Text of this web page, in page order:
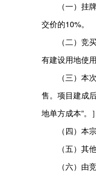
（一）
交价的10%。
（二）
有建设用地使
（三）
售。项目建成
地单方成本”。
（四）本
（五）其
（六）由